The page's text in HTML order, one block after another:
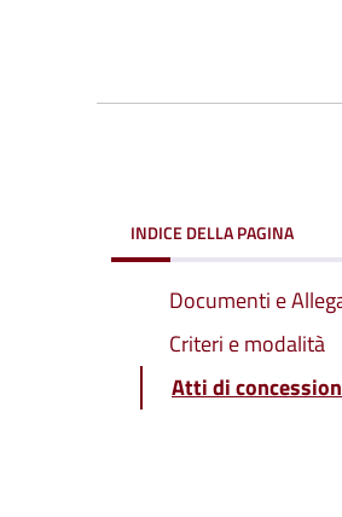
INDICE DELLA PAGINA
Documenti e
Criteri e modalità
Atti di